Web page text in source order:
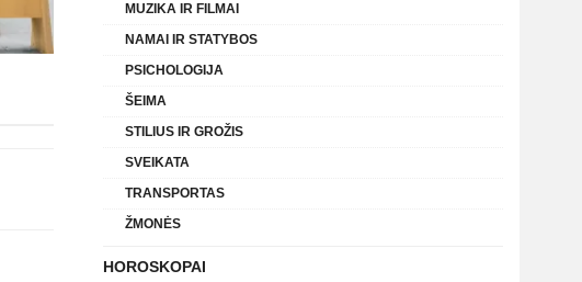
MUZIKA IR FILMAI
NAMAI IR STATYBOS
PSICHOLOGIJA
ŠEIMA
STILIUS IR GROŽIS
SVEIKATA
TRANSPORTAS
ŽMONĖS
HOROSKOPAI